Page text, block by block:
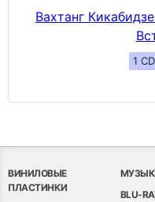
Вахтанг
1 CD
ВИНИЛОВЫЕ
ПЛАСТИНКИ
BLU-